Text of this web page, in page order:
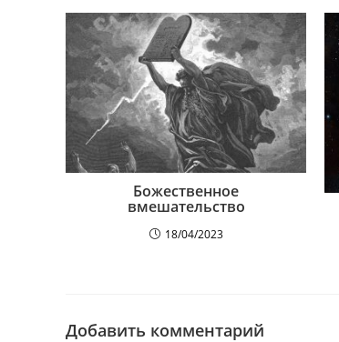
Божественное
вмешательство
18/04/2023
Добавить комментарий